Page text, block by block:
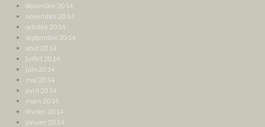
décembre 2014
novembre 2014
octobre 2014
septembre 2014
août 2014
juillet 2014
juin 2014
mai 2014
avril 2014
mars 2014
février 2014
janvier 2014